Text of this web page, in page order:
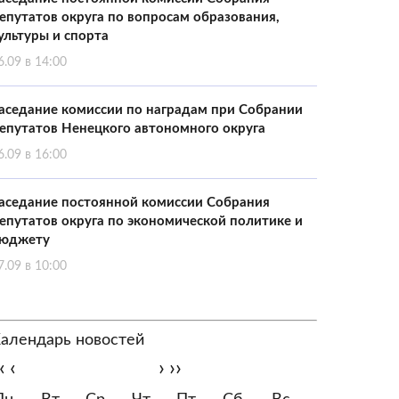
округа по вопросам образования,
и спорта
в 14:00
комиссии по наградам при Собрании
Ненецкого автономного округа
в 16:00
постоянной комиссии Собрания
округа по экономической политике и
в 10:00
новостей
‹ › ››